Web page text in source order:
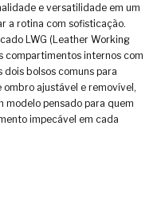
e versatilidade em um
a rotina com sofisticação.
LWG (Leather Working
compartimentos internos com
bolsos comuns para
ombro ajustável e removível,
modelo pensado para quem
impecável em cada